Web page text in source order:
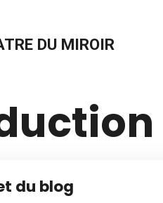
DU MIROIR
du blog